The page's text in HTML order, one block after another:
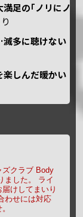
足の｢ノリにノ
多に聴けない
楽しんだ暖かい
ズクラブ Body
した。
ライ
けしてまいり
わせには対応